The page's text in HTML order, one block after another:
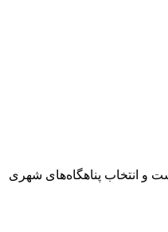
و انتخاب پناهگاه‌های شهری